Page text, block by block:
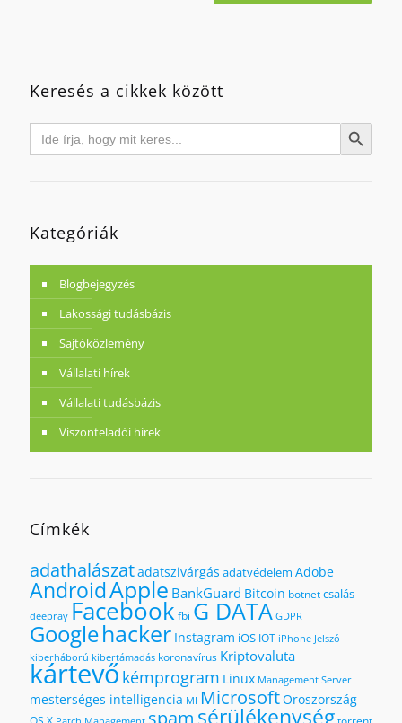
Keresés a cikkek között
Search
for: Search Button
Kategóriák
Blogbejegyzés
Lakossági tudásbázis
Sajtóközlemény
Vállalati hírek
Vállalati tudásbázis
Viszonteladói hírek
Címkék
adathalászatadatszivárgás adatvédelem Adobe
AndroidApple BankGuard Bitcoin botnetcsalás
deepray Facebookfbi G DATA GDPR
Googlehacker Instagram iOS IOT iPhone Jelszó
kiberháború kibertámadás koronavírus Kriptovaluta
kártevőkémprogram Linux Management Server
mesterséges intelligencia MI MicrosoftOroszország
OS X spam sérülékenység